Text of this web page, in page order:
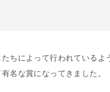
ちによって行われている
名な賞になってきました。